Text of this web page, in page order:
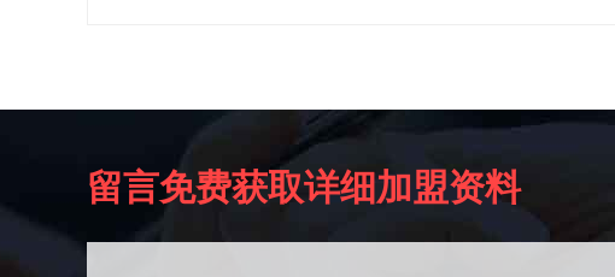
留言免费获取详细加盟资料